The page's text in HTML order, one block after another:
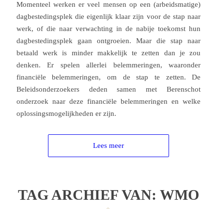
Momenteel werken er veel mensen op een (arbeidsmatige)
dagbestedingsplek die eigenlijk klaar zijn voor de stap naar
werk, of die naar verwachting in de nabije toekomst hun
dagbestedingsplek gaan ontgroeien. Maar die stap naar
betaald werk is minder makkelijk te zetten dan je zou
denken. Er spelen allerlei belemmeringen, waaronder
financiële belemmeringen, om de stap te zetten. De
Beleidsonderzoekers deden samen met Berenschot
onderzoek naar deze financiële belemmeringen en welke
oplossingsmogelijkheden er zijn.
Lees meer
TAG ARCHIEF VAN: WMO